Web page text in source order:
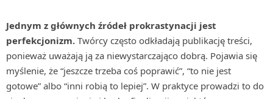
Jednym z głównych źródeł prokrastynacji jest
perfekcjonizm. Twórcy często odkładają publikację treści,
ponieważ uważają ją za niewystarczająco dobrą. Pojawia się
myślenie, że “jeszcze trzeba coś poprawić”, “to nie jest
gotowe” albo “inni robią to lepiej”. W praktyce prowadzi to do